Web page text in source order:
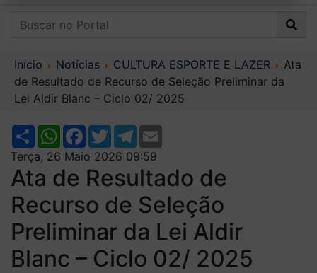
Início Notícias CULTURA ESPORTE E LAZER
Ata
de Resultado de Recurso de Seleção Preliminar da
Lei Aldir Blanc – Ciclo 02/ 2025
ShareWhatsApp
Facebook
TwitterTelegram
Terça, 26 Maio 2026 09:59
Ata de Resultado de
Recurso de Seleção
Preliminar da Lei Aldir
Blanc – Ciclo 02/ 2025